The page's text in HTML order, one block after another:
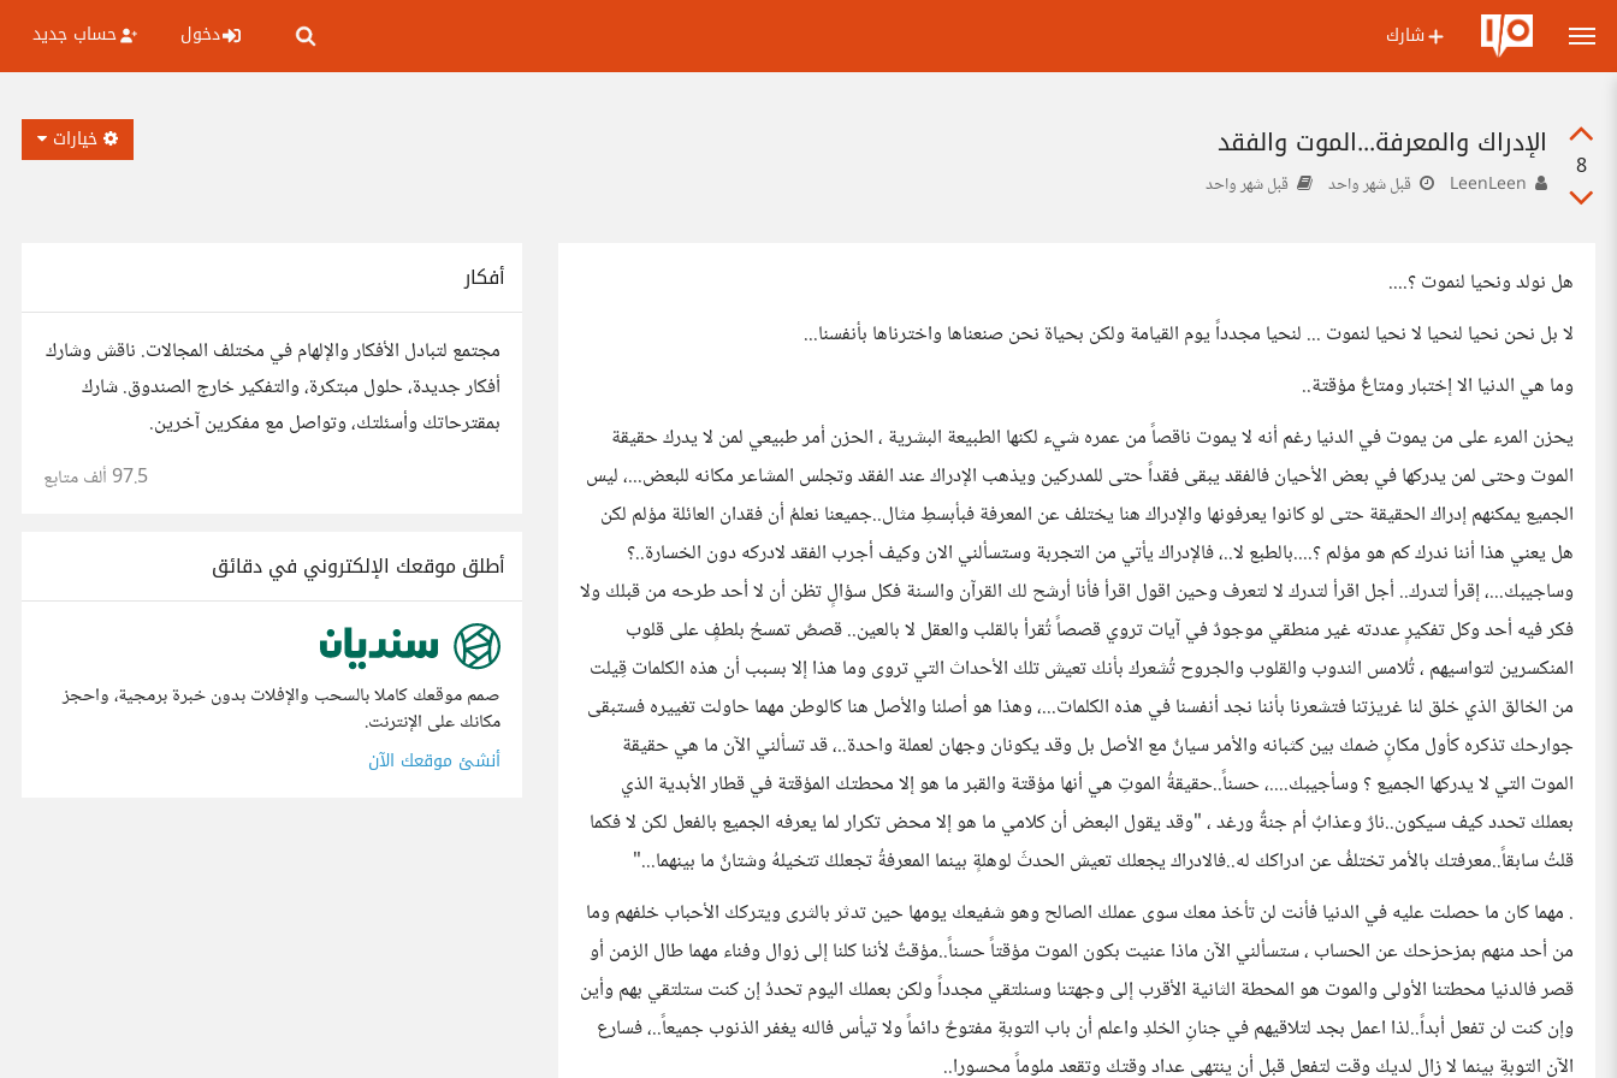
شارك دخول حساب جديد
8
الإدراك والمعرفة...الموت والفقد
قبل شهر واحد قبل شهر واحد
خيارات
هل نولد ونحيا لنموت ؟....
لا بل نحن نحيا لنحيا لا نحيا لنموت ... لنحيا مجدداً يوم القيامة ولكن بحياة نحن صنعناها واخترناها بأنفسنا...
وما هي الدنيا الا إختبار ومتاعٌ مؤقتة..
يحزن المرء على من يموت في الدنيا رغم أنه لا يموت ناقصاً من عمره شيء لكنها الطبيعة البشرية ، الحزن أمر طبيعي لمن لا يدرك حقيقة
الموت وحتى لمن يدركها في بعض الأحيان فالفقد يبقى فقداً حتى للمدركين ويذهب الإدراك عند الفقد وتجلس المشاعر مكانه للبعض...، ليس
الجميع يمكنهم إدراك الحقيقة حتى لو كانوا يعرفونها والإدراك هنا يختلف عن المعرفة فبأبسطِ مثال..جميعنا نعلمُ أن فقدان العائلة مؤلم لكن
هل يعني هذا أننا ندرك كم هو مؤلم ؟....بالطبع لا..، فالإدراك يأتي من التجربة وستسألني الان وكيف أجرب الفقد لادركه دون الخسارة..؟
وساجيبك...، إقرأ لتدرك.. أجل اقرأ لتدرك لا لتعرف وحين اقول اقرأ فأنا أرشح لك القرآن والسنة فكل سؤالٍ تظن أن لا أحد طرحه من قبلك ولا
فكر فيه أحد وكل تفكيرٍ عددته غير منطقي موجودٌ في آيات تروي قصصاً تُقرأ بالقلب والعقل لا بالعين.. قصصٌ تمسحُ بلطفٍ على قلوب
المنكسرين لتواسيهم ، تُلامس الندوب والقلوب والجروح تُشعرك بأنك تعيش تلك الأحداث التي تروى وما هذا إلا بسبب أن هذه الكلمات قِيلت
من الخالق الذي خلق لنا غريزتنا فتشعرنا بأننا نجد أنفسنا في هذه الكلمات...، وهذا هو أصلنا والأصل هنا كالوطن مهما حاولت تغييره فستبقى
جوارحك تذكره كأول مكانٍ ضمك بين كثبانه والأمر سيانٌ مع الأصل بل وقد يكونان وجهان لعملة واحدة..، قد تسألني الآن ما هي حقيقة
الموت التي لا يدركها الجميع ؟ وسأجيبك....، حسناً..حقيقةُ الموتِ هي أنها مؤقتة والقبر ما هو إلا محطتك المؤقتة في قطار الأبدية الذي
بعملك تحدد كيف سيكون..نارٌ وعذابٌ أم جنةٌ ورغد ، "وقد يقول البعض أن كلامي ما هو إلا محض تكرار لما يعرفه الجميع بالفعل لكن لا فكما
قلتُ سابقاً..معرفتك بالأمر تختلفُ عن ادراكك له..فالادراك يجعلك تعيش الحدثَ لوهلةٍ بينما المعرفةُ تجعلكْ تتخيلهُ وشتانٌ ما بينهما..."
. مهما كان ما حصلت عليه في الدنيا فأنت لن تأخذ معك سوى عملك الصالح وهو شفيعك يومها حين تدثر بالثرى ويتركك الأحباب خلفهم وما
من أحد منهم بمزحزحك عن الحساب ، ستسألني الآن ماذا عنيت بكون الموت مؤقتاً حسناً..مؤقتٌ لأننا كلنا إلى زوال وفناء مهما طال الزمن أو
قصر فالدنيا محطتنا الأولى والموت هو المحطة الثانية الأقرب إلى وجهتنا وسنلتقي مجدداً ولكن بعملك اليوم تحددُ إن كنت ستلتقي بهم وأين
وإن كنت لن تفعل أبداً..لذا اعمل بجد لتلاقيهم في جنانِ الخلدِ واعلم أن باب التوبةِ مفتوحٌ دائماً ولا تيأس فالله يغفر الذنوب جميعاً..، فسارع
الآن التوبةِ بينما لا زال لديك وقت لتفعل قبل أن ينتهي عداد وقتك وتقعد ملوماً محسورا..
أفكار
مجتمع لتبادل الأفكار والإلهام في مختلف المجالات. ناقش وشارك
أفكار جديدة، حلول مبتكرة، والتفكير خارج الصندوق. شارك
بمقترحاتك وأسئلتك، وتواصل مع مفكرين آخرين.
97.5 ألف متابع
أطلق موقعك الإلكتروني في دقائق
صمم موقعك كاملا بالسحب والإفلات بدون خبرة برمجية، واحجز
مكانك على الإنترنت.
أنشئ موقعك الآن